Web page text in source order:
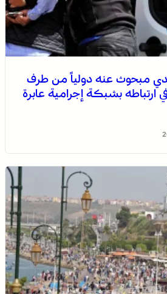
مبحوث عنه دولياً من طرف
في ارتباطه بشبكة إجرامية عابرة
ولي العهد مياه سبتة المحتلة على